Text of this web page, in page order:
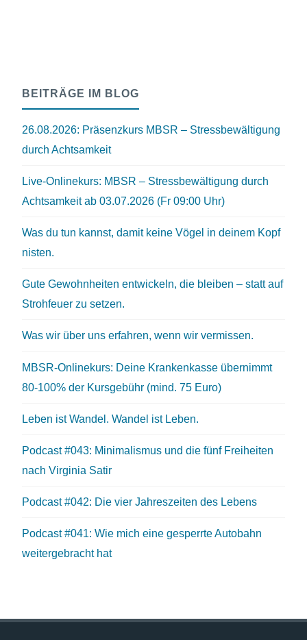
BEITRÄGE IM BLOG
26.08.2026: Präsenzkurs MBSR – Stressbewältigung
durch Achtsamkeit
Live-Onlinekurs: MBSR – Stressbewältigung durch
Achtsamkeit ab 03.07.2026 (Fr 09:00 Uhr)
Was du tun kannst, damit keine Vögel in deinem Kopf
nisten.
Gute Gewohnheiten entwickeln, die bleiben – statt auf
Strohfeuer zu setzen.
Was wir über uns erfahren, wenn wir vermissen.
MBSR-Onlinekurs: Deine Krankenkasse übernimmt
80-100% der Kursgebühr (mind. 75 Euro)
Leben ist Wandel. Wandel ist Leben.
Podcast #043: Minimalismus und die fünf Freiheiten
nach Virginia Satir
Podcast #042: Die vier Jahreszeiten des Lebens
Podcast #041: Wie mich eine gesperrte Autobahn
weitergebracht hat